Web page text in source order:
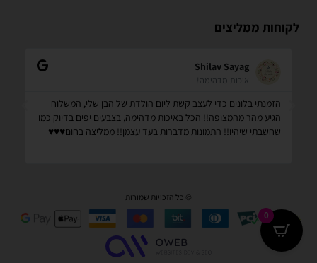
לקוחות ממליצים
Shilav Sayag
איכות מדהימה!
הזמנתי בלונים כדי לעצב קשת ליום הולדת של הבן שלי, המשלוח
הגיע מהר מהמצופה!! הכל באיכות מדהימה, בצבעים יפים בדיוק כמו
שחשבתי שיהיו!! התמונות מדברות בעד עצמן!! ממליצה בחום♥️♥️♥️
© כל הזכויות שמורות
0